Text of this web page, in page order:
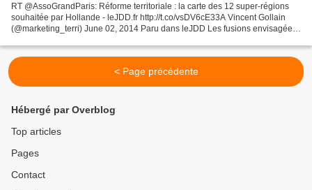
RT @AssoGrandParis: Réforme territoriale : la carte des 12 super-régions
souhaitée par Hollande - leJDD.fr http://t.co/vsDV6cE33A Vincent Gollain
(@marketing_terri) June 02, 2014 Paru dans leJDD Les fusions envisagées
< Page précédente
Hébergé par Overblog
Top articles
Pages
Contact